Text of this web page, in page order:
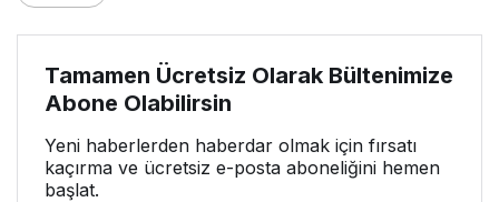
Tamamen Ücretsiz Olarak Bültenimize
Abone Olabilirsin
Yeni haberlerden haberdar olmak için fırsatı
kaçırma ve ücretsiz e-posta aboneliğini hemen
başlat.